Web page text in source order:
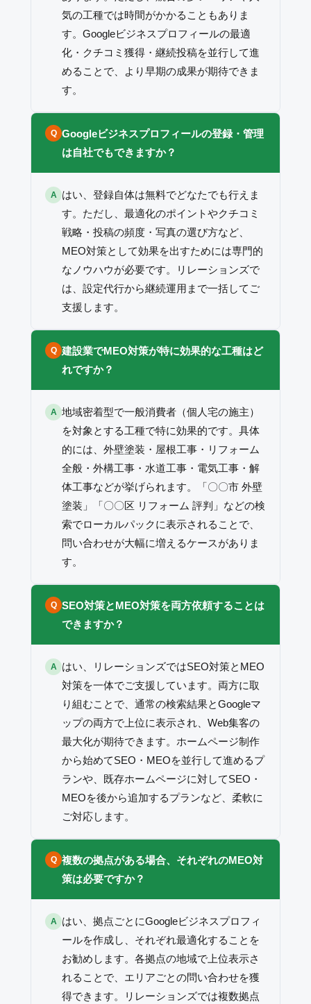
気の工種では時間がかかることもありま
す。Googleビジネスプロフィールの最適
化・クチコミ獲得・継続投稿を並行して進
めることで、より早期の成果が期待できま
す。
Q Googleビジネスプロフィールの登録・管理
は自社でもできますか？
A
はい、登録自体は無料でどなたでも行えま
す。ただし、最適化のポイントやクチコミ
戦略・投稿の頻度・写真の選び方など、
MEO対策として効果を出すためには専門的
なノウハウが必要です。リレーションズで
は、設定代行から継続運用まで一括してご
支援します。
Q 建設業でMEO対策が特に効果的な工種はど
れですか？
A 地域密着型で一般消費者（個人宅の施主）
を対象とする工種で特に効果的です。具体
的には、外壁塗装・屋根工事・リフォーム
全般・外構工事・水道工事・電気工事・解
体工事などが挙げられます。「〇〇市 外壁
塗装」「〇〇区 リフォーム 評判」などの検
索でローカルパックに表示されることで、
問い合わせが大幅に増えるケースがありま
す。
Q SEO対策とMEO対策を両方依頼することは
できますか？
A
はい、リレーションズではSEO対策とMEO
対策を一体でご支援しています。両方に取
り組むことで、通常の検索結果とGoogleマ
ップの両方で上位に表示され、Web集客の
最大化が期待できます。ホームページ制作
から始めてSEO・MEOを並行して進めるプ
ランや、既存ホームページに対してSEO・
MEOを後から追加するプランなど、柔軟に
ご対応します。
Q 複数の拠点がある場合、それぞれのMEO対
策は必要ですか？
A
はい、拠点ごとにGoogleビジネスプロフィ
ールを作成し、それぞれ最適化することを
お勧めします。各拠点の地域で上位表示さ
れることで、エリアごとの問い合わせを獲
得できます。リレーションズでは複数拠点